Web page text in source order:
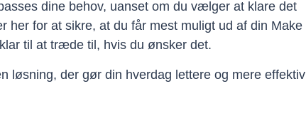
dine behov, uanset om du vælger at klare det
her for at sikre, at du får mest muligt ud af din Make
til at træde til, hvis du ønsker det.
løsning, der gør din hverdag lettere og mere effektiv